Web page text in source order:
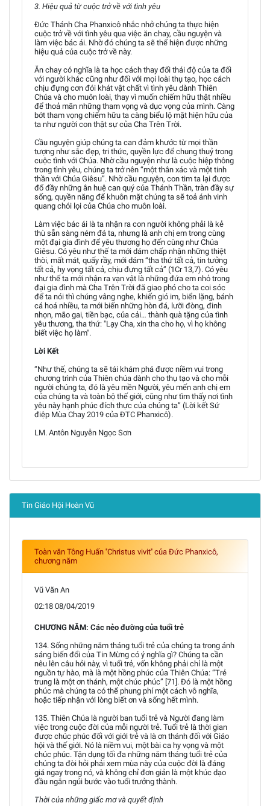
3. Hiệu quả từ cuộc trở về với tình yêu
Đức Thánh Cha Phanxicô nhắc nhở chúng ta thực hiện
cuộc trở về với tình yêu qua việc ăn chay, cầu nguyện và
làm việc bác ái. Nhờ đó chúng ta sẽ thể hiện được những
hiệu quả của cuộc trở về này.
Ăn chay có nghĩa là ta học cách thay đổi thái độ của ta đối
với người khác cũng như đối với mọi loài thụ tạo, học cách
chịu đựng cơn đói khát vật chất vì tình yêu dành Thiên
Chúa và cho muôn loài, thay vì muốn chiếm hữu thật nhiều
để thoả mãn những tham vọng và dục vọng của mình. Càng
bớt tham vọng chiếm hữu ta càng biểu lộ mặt hiện hữu của
ta như người con thật sự của Cha Trên Trời.
Cầu nguyện giúp chúng ta can đảm khước từ mọi thần
tượng như sắc đẹp, tri thức, quyền lực để chung thuỷ trong
cuộc tình với Chúa. Nhờ cầu nguyện như là cuộc hiệp thông
trong tình yêu, chúng ta trở nên “một thân xác và một tinh
thần với Chúa Giêsu”. Nhờ cầu nguyện, con tim ta lại được
đổ đầy những ân huệ can quý của Thánh Thần, tràn đầy sự
sống, quyền năng để khuôn mặt chúng ta sẽ toả ánh vinh
quang chói lọi của Chúa cho muôn loài.
Làm việc bác ái là ta nhận ra con người không phải là kẻ
thù sẵn sàng ném đá ta, nhưng là anh chị em trong cùng
một đại gia đình để yêu thương họ đến cùng như Chúa
Giêsu. Có yêu như thế ta mới dám chấp nhận những thiệt
thòi, mất mát, quấy rầy, mới dám “tha thứ tất cả, tin tưởng
tất cả, hy vọng tất cả, chịu đựng tất cả” (1Cr 13,7). Có yêu
như thế ta mới nhận ra vạn vật là những đứa em nhỏ trong
đại gia đình mà Cha Trên Trời đã giao phó cho ta coi sóc
để ta nói thì chúng vâng nghe, khiến gió im, biển lặng, bánh
cá hoá nhiều, ta mới biến những hòn đá, lưỡi đòng, đinh
nhọn, mão gai, tiền bạc, của cải… thành quà tặng của tình
yêu thương, tha thứ: "Lạy Cha, xin tha cho họ, vì họ không
biết việc họ làm".
Lời Kết
“Như thế, chúng ta sẽ tái khám phá được niềm vui trong
chương trình của Thiên chúa dành cho thụ tạo và cho mỗi
người chúng ta, đó là yêu mền Người, yêu mến anh chị em
của chúng ta và toàn bộ thế giới, cũng như tìm thấy nơi tình
yêu này hạnh phúc đích thực của chúng ta” (Lời kết Sứ
điệp Mùa Chay 2019 của ĐTC Phanxicô).
LM. Antôn Nguyễn Ngọc Sơn
Tin Giáo Hội Hoàn Vũ
Toàn văn Tông Huấn ''Christus vivit'' của Đức Phanxicô,
chương năm
Vũ Văn An
02:18 08/04/2019
CHƯƠNG NĂM: Các nẻo đường của tuổi trẻ
134. Sống những năm tháng tuổi trẻ của chúng ta trong ánh
sáng biến đổi của Tin Mừng có ý nghĩa gì? Chúng ta cần
nêu lên câu hỏi này, vì tuổi trẻ, vốn không phải chỉ là một
nguồn tự hào, mà là một hồng phúc của Thiên Chúa: “Trẻ
trung là một ơn thánh, một chúc phúc” [71]. Đó là một hồng
phúc mà chúng ta có thể phung phí một cách vô nghĩa,
hoặc tiếp nhận với lòng biết ơn và sống hết mình.
135. Thiên Chúa là người ban tuổi trẻ và Người đang làm
việc trong cuộc đời của mỗi người trẻ. Tuổi trẻ là thời gian
được chúc phúc đối với giới trẻ và là ơn thánh đối với Giáo
hội và thế giới. Nó là niềm vui, một bài ca hy vọng và một
chúc phúc. Tận dụng tối đa những năm tháng tuổi trẻ của
chúng ta đòi hỏi phải xem mùa này của cuộc đời là đáng
giá ngay trong nó, và không chỉ đơn giản là một khúc dạo
đầu ngắn ngủi bước vào tuổi trưởng thành.
Thời của những giấc mơ và quyết định